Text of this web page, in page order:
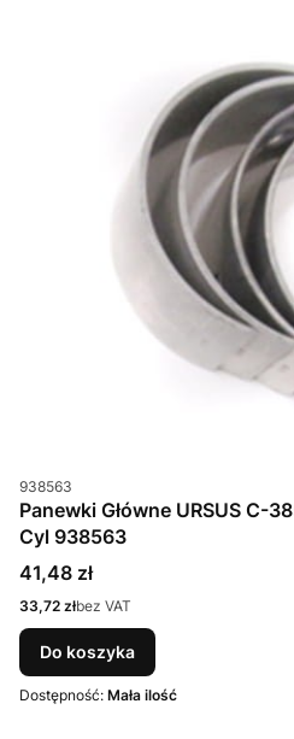
Kod produktu
938563
Panewki Główne URSUS C-
Cyl 938563
Cena
41,48 zł
Cena
33,72 złbez VAT
Do koszyka
Dostępność: Mała ilość